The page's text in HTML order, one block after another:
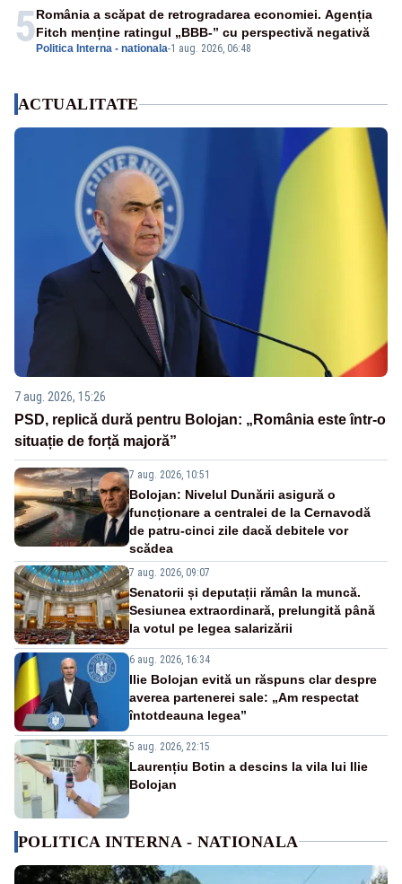
5 Politica Interna - nationala-1 aug. 2026, 06:48
România a scăpat de retrogradarea economiei. Agenția
Fitch menține ratingul „BBB-” cu perspectivă negativă
ACTUALITATE
7 aug. 2026, 15:26
PSD, replică dură pentru Bolojan: „România este într-o
situație de forță majoră”
7 aug. 2026, 10:51
Bolojan: Nivelul Dunării asigură o
funcționare a centralei de la Cernavodă
de patru-cinci zile dacă debitele vor
scădea
7 aug. 2026, 09:07
Senatorii și deputații rămân la muncă.
Sesiunea extraordinară, prelungită până
la votul pe legea salarizării
6 aug. 2026, 16:34
Ilie Bolojan evită un răspuns clar despre
averea partenerei sale: „Am respectat
întotdeauna legea”
5 aug. 2026, 22:15
Laurențiu Botin a descins la vila lui Ilie
Bolojan
POLITICA INTERNA - NATIONALA